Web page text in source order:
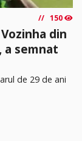
150
din
a semnat
de 29 de ani